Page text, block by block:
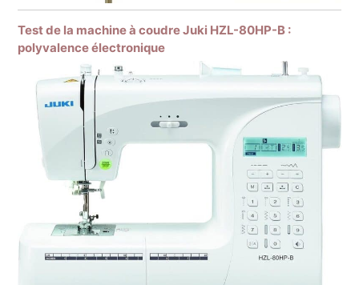
Test de la machine à coudre Juki HZL-80HP-B :
polyvalence électronique